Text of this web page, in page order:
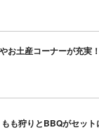
お土産コーナーが充
も狩りとBBQがセッ